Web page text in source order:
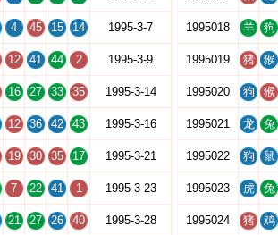
4 45 15 14 1995-3-7
12 41 44 2 1995-3-9
16 27 33 35 1995-3-14
12 36 42 43 1995-3-16
19 30 35 17 1995-3-21
7 22 41 1 1995-3-23
21 27 26 40 1995-3-28
1995018 羊 狗
1995019 猪 猴
1995020 狗 猴
1995021 龙 兔
1995022 狗 鼠
1995023 虎 兔
1995024 猪 鸡